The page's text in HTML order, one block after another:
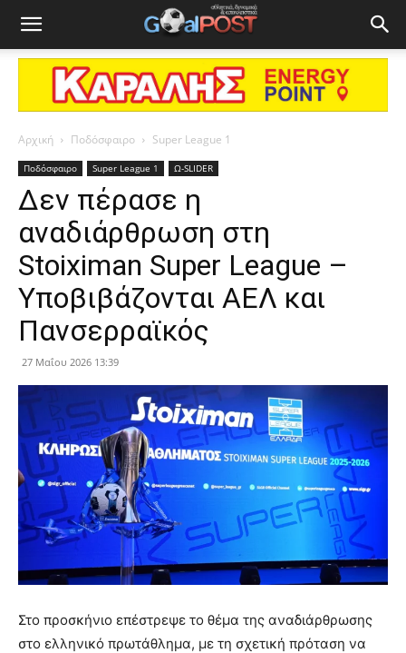
Αρχική Ποδόσφαιρο Super League 1
Ποδόσφαιρο Super League 1 Ω-SLIDER
Δεν πέρασε η
αναδιάρθρωση στη
Stoiximan Super League –
Υποβιβάζονται ΑΕΛ και
Πανσερραϊκός
27 Μαΐου 2026 13:39
Στο προσκήνιο επέστρεψε το θέμα της αναδιάρθρωσης
στο ελληνικό πρωτάθλημα, με τη σχετική πρόταση να